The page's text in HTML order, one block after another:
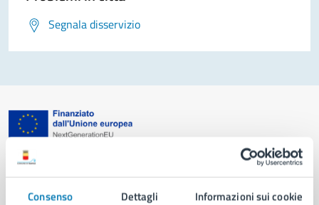
Consenso Dettagli Informazioni sui cookie
Segnala disservizio